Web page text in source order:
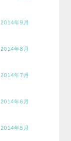
2014年9月
2014年8月
2014年7月
2014年6月
2014年5月